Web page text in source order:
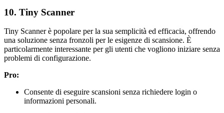
10. Tiny Scanner
Tiny Scanner è popolare per la sua semplicità ed efficacia, offrendo
una soluzione senza fronzoli per le esigenze di scansione. È
particolarmente interessante per gli utenti che vogliono iniziare senza
problemi di configurazione.
Pro:
Consente di eseguire scansioni senza richiedere login o
informazioni personali.